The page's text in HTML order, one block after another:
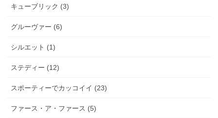
キューブリック (3)
グルーヴァー (6)
シルエット (1)
ステディー (12)
スポーティーでカッコイイ (23)
ファース・ア・ファース (5)